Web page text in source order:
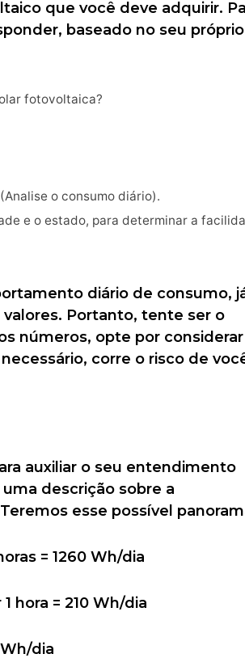
que você deve adquirir.
baseado no seu próprio
fotovoltaica?
o consumo diário).
e o estado, para determinar a
diário de consumo,
Portanto, tente ser o
números, opte por considerar
corre o risco de
auxiliar o seu entendimento
descrição sobre a
esse possível
= 1260 Wh/dia
hora = 210 Wh/dia
dia